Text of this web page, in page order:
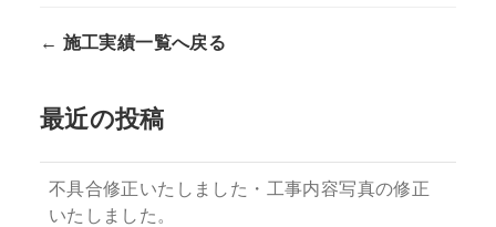
← 施工実績一覧へ戻る
最近の投稿
不具合修正いたしました・工事内容写真の修正
いたしました。